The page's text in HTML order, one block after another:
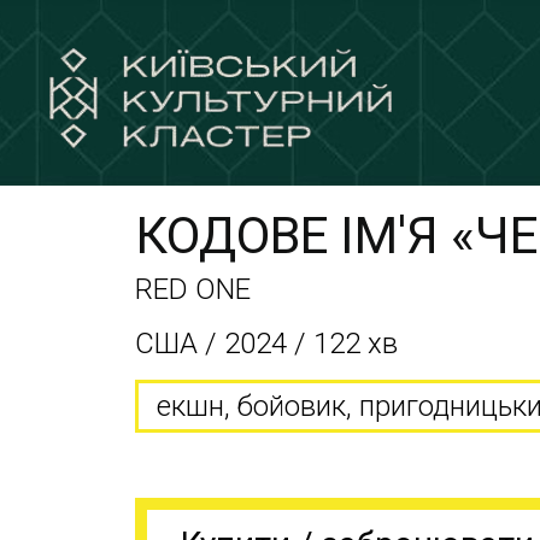
КОДОВЕ ІМ'Я
RED ONE
США / 2024 / 122 хв
екшн, бойовик,